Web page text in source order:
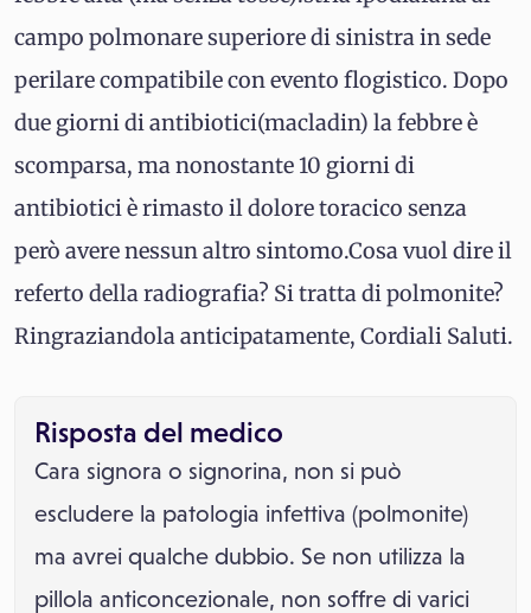
campo polmonare superiore di sinistra in sede
perilare compatibile con evento flogistico. Dopo
due giorni di antibiotici(macladin) la febbre è
scomparsa, ma nonostante 10 giorni di
antibiotici è rimasto il dolore toracico senza
però avere nessun altro sintomo.Cosa vuol dire il
referto della radiografia? Si tratta di polmonite?
Ringraziandola anticipatamente, Cordiali Saluti.
Risposta del medico
Cara signora o signorina, non si può
escludere la patologia infettiva (polmonite)
ma avrei qualche dubbio. Se non utilizza la
pillola anticoncezionale, non soffre di varici